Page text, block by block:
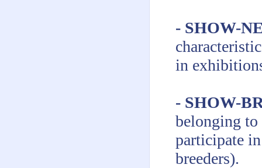
- SHOW-
in
- SHOW-
belonging to
participate
breeders).